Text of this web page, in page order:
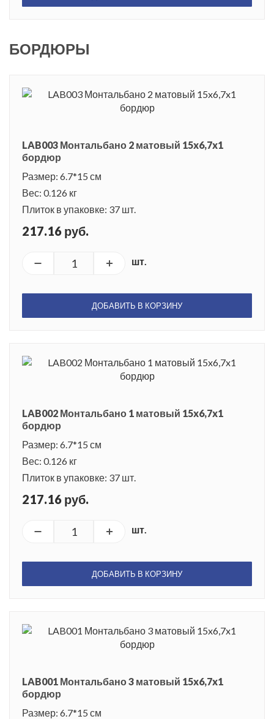
БОРДЮРЫ
LAB003 Монтальбано 2 матовый 15x6,7x1
бордюр
Размер: 6.7*15 см
Вес: 0.126 кг
Плиток в упаковке: 37 шт.
217.16 руб.
шт.
ДОБАВИТЬ В КОРЗИНУ
LAB002 Монтальбано 1 матовый 15x6,7x1
бордюр
Размер: 6.7*15 см
Вес: 0.126 кг
Плиток в упаковке: 37 шт.
217.16 руб.
шт.
ДОБАВИТЬ В КОРЗИНУ
LAB001 Монтальбано 3 матовый 15x6,7x1
бордюр
Размер: 6.7*15 см